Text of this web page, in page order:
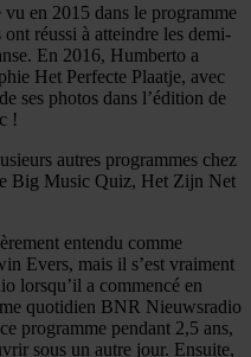
en 2015 dans le programme
réussi à atteindre les demi-
En 2016, Humberto a
Het Perfecte Plaatje, avec
ses photos dans l’édition de
!
autres programmes chez
Big Music Quiz, Het Zijn Net
entendu comme
Evers, mais il s’est vraiment
lorsqu’il a commencé en
quotidien BNR Nieuwsradio
programme pendant 2,5 ans,
sous un autre jour. Ensuite,